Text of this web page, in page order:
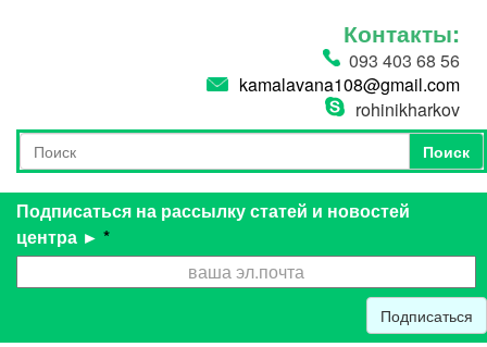
Контакты:
093 403 68 56
kamalavana108@gmail.com
rohinikharkov
Форма поиска
Поиск
Поиск
Подписаться на рассылку статей и новостей
центра ► *
Подписаться